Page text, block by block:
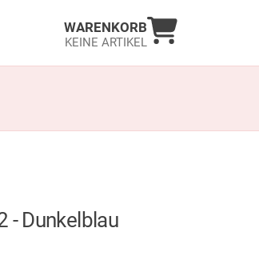
WARENKORB
KEINE ARTIKEL
Warenkorb
- Dunkelblau